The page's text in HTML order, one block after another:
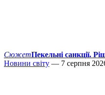
СюжетПекельні санкції.
Новини світу — 7 серпня